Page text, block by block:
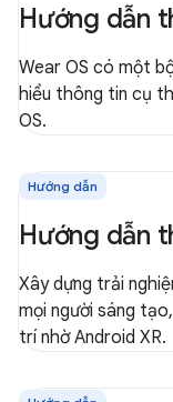
Hướng dẫn
Wear OS có một
hiểu thông tin cụ
OS.
Hướng dẫn
Hướng dẫn
Xây dựng trải
mọi người sáng
trí nhờ Android XR.